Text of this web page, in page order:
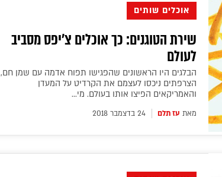
אוכלים שותים
שירת הטוגנים: כך אוכלים צ'יפס מסביב
לעולם
הבלגים היו הראשונים שהפגישו תפוח אדמה עם שמן חם,
הצרפתים ניכסו לעצמם את הקרדיט על המעדן
והאמריקאים הפיצו אותו בעולם. מי...
מאת עז תלם 24 בדצמבר 2018